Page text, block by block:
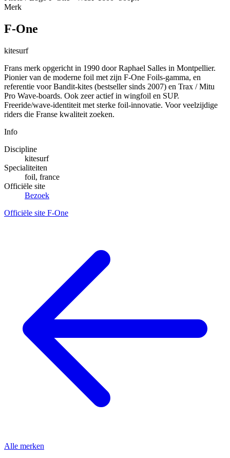
Merk
F-One
kitesurf
Frans merk opgericht in 1990 door Raphael Salles in Montpellier.
Pionier van de moderne foil met zijn F-One Foils-gamma, en
referentie voor Bandit-kites (bestseller sinds 2007) en Trax / Mitu
Pro Wave-boards. Ook zeer actief in wingfoil en SUP.
Freeride/wave-identiteit met sterke foil-innovatie. Voor veelzijdige
riders die Franse kwaliteit zoeken.
Info
Discipline
kitesurf
Specialiteiten
foil, france
Officiële site
Bezoek
Officiële site F-One
Alle merken